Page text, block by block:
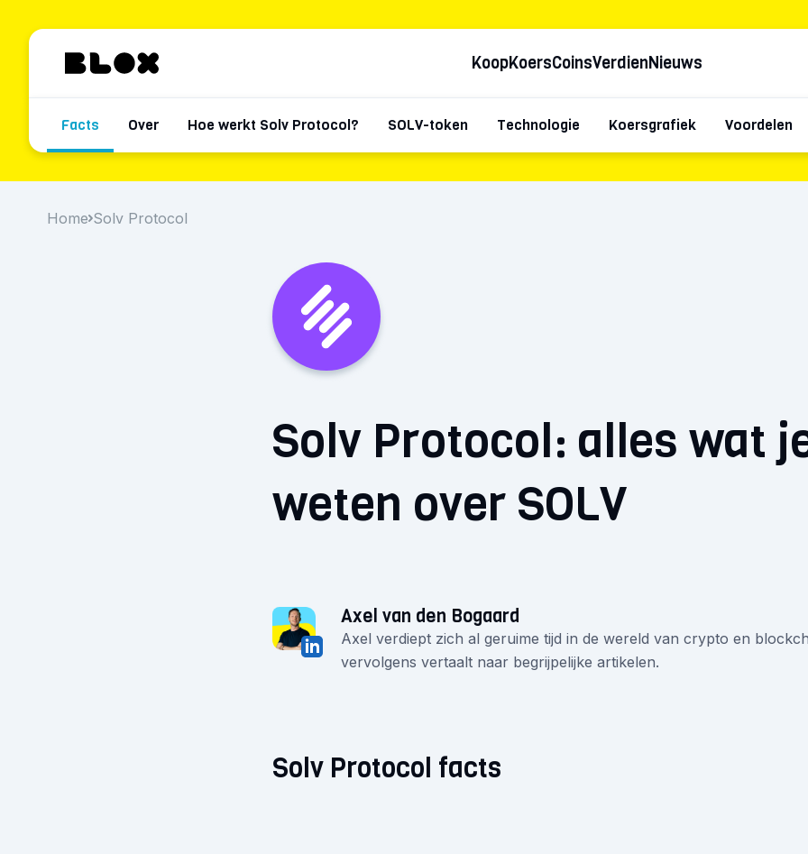
KoopKoersCoinsVerdienNieuws
Facts Over Hoe werkt Solv Protocol? SOLV-token Technologie Koersgrafiek Voordelen
Home Solv Protocol
Solv Protocol: alles wat
weten over SOLV
Axel van den Bogaard
Axel verdiept zich al geruime tijd in de wereld van crypto en
vervolgens vertaalt naar begrijpelijke artikelen.
Solv Protocol facts